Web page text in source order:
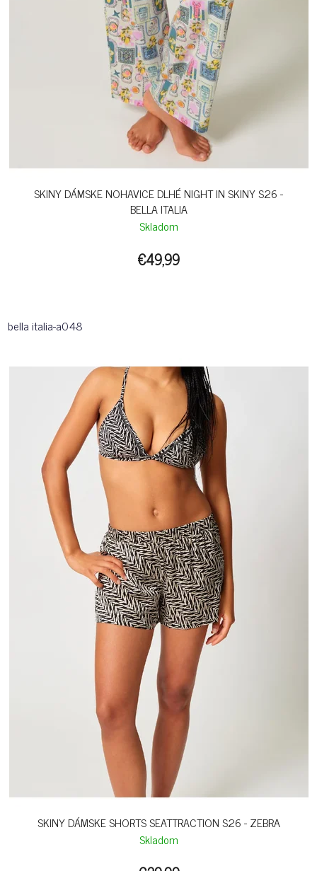
SKINY DÁMSKE NOHAVICE DLHÉ NIGHT IN SKINY S26 -
BELLA ITALIA
Skladom
€49,99
bella italia-a048
SKINY DÁMSKE SHORTS SEATTRACTION S26 - ZEBRA
Skladom